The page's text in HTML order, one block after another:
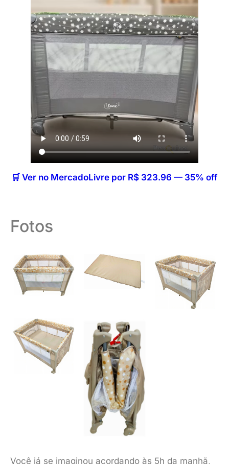
🛒 Ver no MercadoLivre por R$ 323.96 — 35% off
Fotos
Você já se imaginou acordando às 5h da manhã,